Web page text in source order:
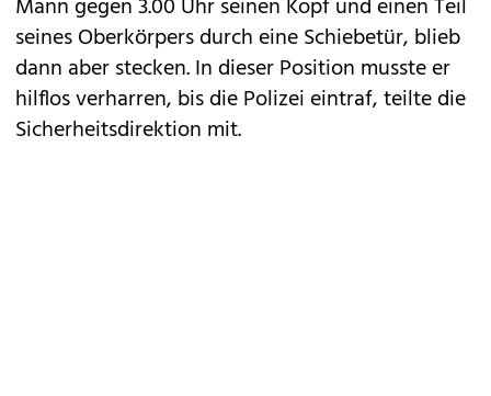
Mann gegen 3.00 Uhr seinen Kopf und einen Teil
seines Oberkörpers durch eine Schiebetür, blieb
dann aber stecken. In dieser Position musste er
hilflos verharren, bis die Polizei eintraf, teilte die
Sicherheitsdirektion mit.